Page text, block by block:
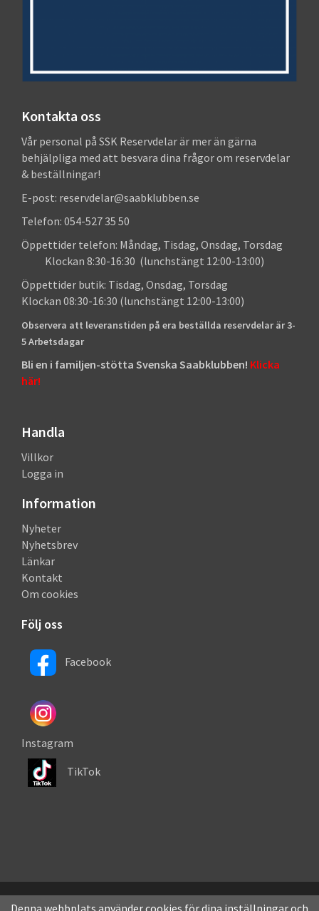
Kontakta oss
Vår personal på SSK Reservdelar är mer än gärna
behjälpliga med att besvara dina frågor om reservdelar
& beställningar!
E-post: reservdelar@saabklubben.se
Telefon: 054-527 35 50
Öppettider telefon: Måndag, Tisdag, Onsdag, Torsdag
Klockan 8:30-16:30 (lunchstängt 12:00-13:00)
Öppettider butik: Tisdag, Onsdag, Torsdag
Klockan 08:30-16:30 (lunchstängt 12:00-13:00)
Observera att leveranstiden på era beställda reservdelar är 3-
5 Arbetsdagar
Bli en i familjen-stötta Svenska Saabklubben! Klicka
här!
Handla
Villkor
Logga in
Information
Nyheter
Nyhetsbrev
Länkar
Kontakt
Om cookies
Följ oss
Facebook
Instagram
TikTok
Denna webbplats använder cookies för dina inställningar och